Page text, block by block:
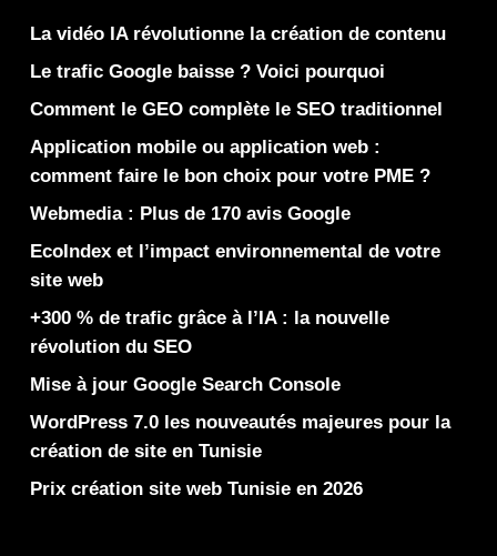
La vidéo IA révolutionne la création de contenu
Le trafic Google baisse ? Voici pourquoi
Comment le GEO complète le SEO traditionnel
Application mobile ou application web :
comment faire le bon choix pour votre PME ?
Webmedia : Plus de 170 avis Google
EcoIndex et l’impact environnemental de votre
site web
+300 % de trafic grâce à l’IA : la nouvelle
révolution du SEO
Mise à jour Google Search Console
WordPress 7.0 les nouveautés majeures pour la
création de site en Tunisie
Prix création site web Tunisie en 2026